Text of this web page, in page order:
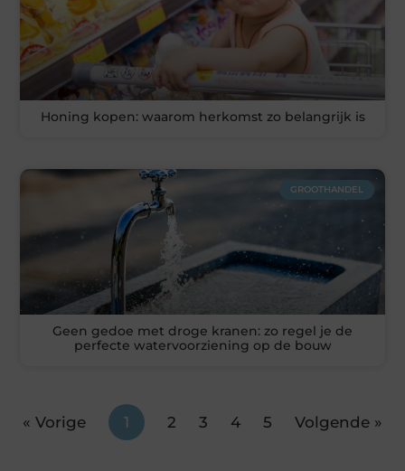
Honing kopen: waarom herkomst zo belangrijk is
GROOTHANDEL
Geen gedoe met droge kranen: zo regel je de
perfecte watervoorziening op de bouw
« Vorige 1 2 3 4 5 Volgende »